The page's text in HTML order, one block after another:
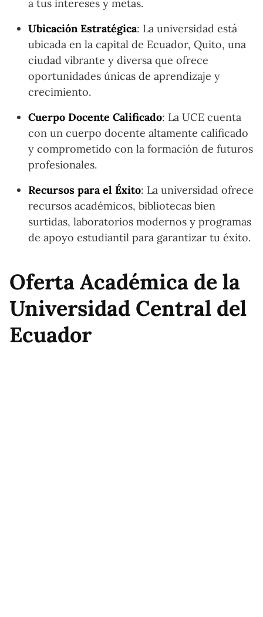
a tus intereses y metas.
Ubicación Estratégica: La universidad está
ubicada en la capital de Ecuador, Quito, una
ciudad vibrante y diversa que ofrece
oportunidades únicas de aprendizaje y
crecimiento.
Cuerpo Docente Calificado: La UCE cuenta
con un cuerpo docente altamente calificado
y comprometido con la formación de futuros
profesionales.
Recursos para el Éxito: La universidad ofrece
recursos académicos, bibliotecas bien
surtidas, laboratorios modernos y programas
de apoyo estudiantil para garantizar tu éxito.
Oferta Académica de la
Universidad Central del
Ecuador